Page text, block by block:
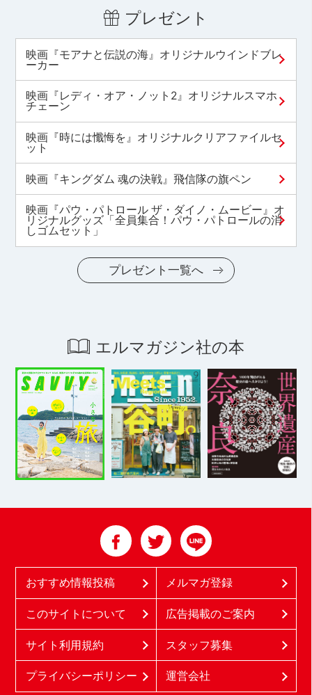
プレゼント
映画『モアナと伝説の海』オリジナルウインドブレ
ーカー
映画『レディ・オア・ノット2』オリジナルスマホ
チェーン
映画『時には懺悔を』オリジナルクリアファイルセ
ット
映画『キングダム 魂の決戦』飛信隊の旗ペン
映画『パウ・パトロール ザ・ダイノ・ムービー』オ
リジナルグッズ「全員集合！パウ・パトロールの消
しゴムセット」
プレゼント一覧へ
エルマガジン社の本
おすすめ情報投稿 メルマガ登録
このサイトについて 広告掲載のご案内
サイト利用規約 スタッフ募集
プライバシーポリシー 運営会社